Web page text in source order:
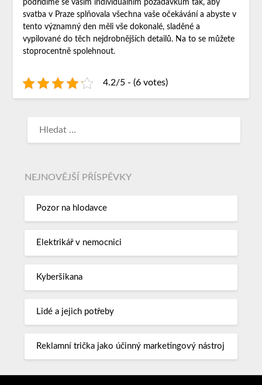
podřídíme se vašim individuálním požadavkům tak, aby
svatba v Praze splňovala všechna vaše očekávání a abyste v
tento významný den měli vše dokonalé, sladěné a
vypilované do těch nejdrobnějších detailů. Na to se můžete
stoprocentně spolehnout.
4.2/5 - (6 votes)
NEJNOVĚJŠÍ PŘÍSPĚVKY
Pozor na hlodavce
Elektrikář v nemocnici
Kyberšikana
Lidé a jejich potřeby
Reklamní trička jako účinný marketingový nástroj